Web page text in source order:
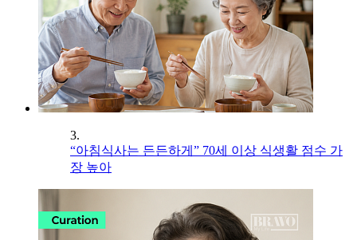
3.
“아침식사는 든든하게” 70세 이상 식생활 점수 가
장 높아